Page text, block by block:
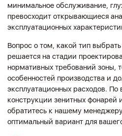
минимальное обслуживание,
превосходит открывающиеся
эксплуатационных
Вопрос о том, какой тип
решается на стадии
нормативных требований зоны,
особенностей производства и
эксплуатационных расходов. По
конструкции зенитных фонарей
обратитесь к нашему
оптимальный вариант для